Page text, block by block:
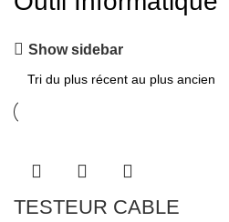
Show sidebar
TESTEUR CABLE